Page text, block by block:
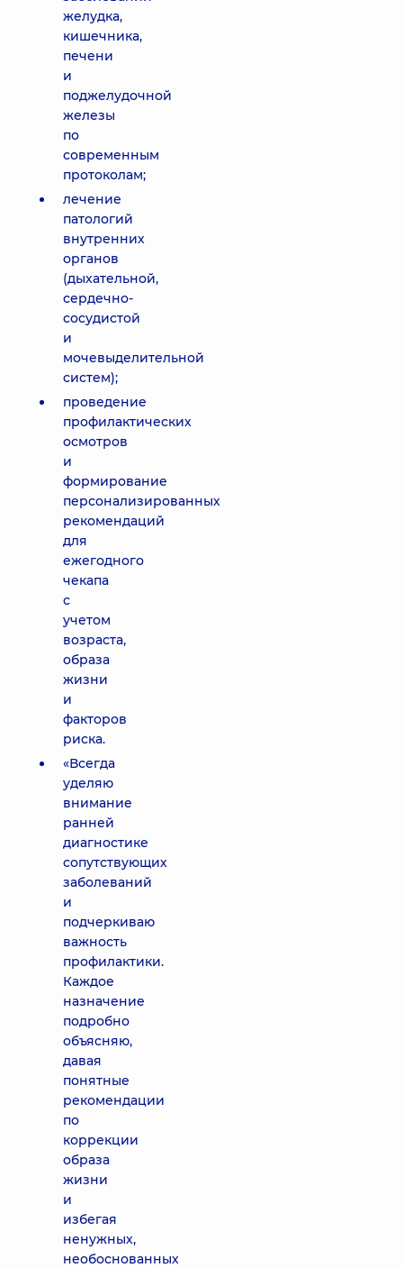
желудка,
кишечника,
печени
и
поджелудочной
железы
по
современным
протоколам;
лечение
патологий
внутренних
органов
(дыхательной,
сердечно-
сосудистой
и
мочевыделительной
систем);
проведение
профилактических
осмотров
и
формирование
персонализированных
рекомендаций
для
ежегодного
чекапа
с
учетом
возраста,
образа
жизни
и
факторов
риска.
«Всегда
уделяю
внимание
ранней
диагностике
сопутствующих
заболеваний
и
подчеркиваю
важность
профилактики.
Каждое
назначение
подробно
объясняю,
давая
понятные
рекомендации
по
коррекции
образа
жизни
и
избегая
ненужных,
необоснованных